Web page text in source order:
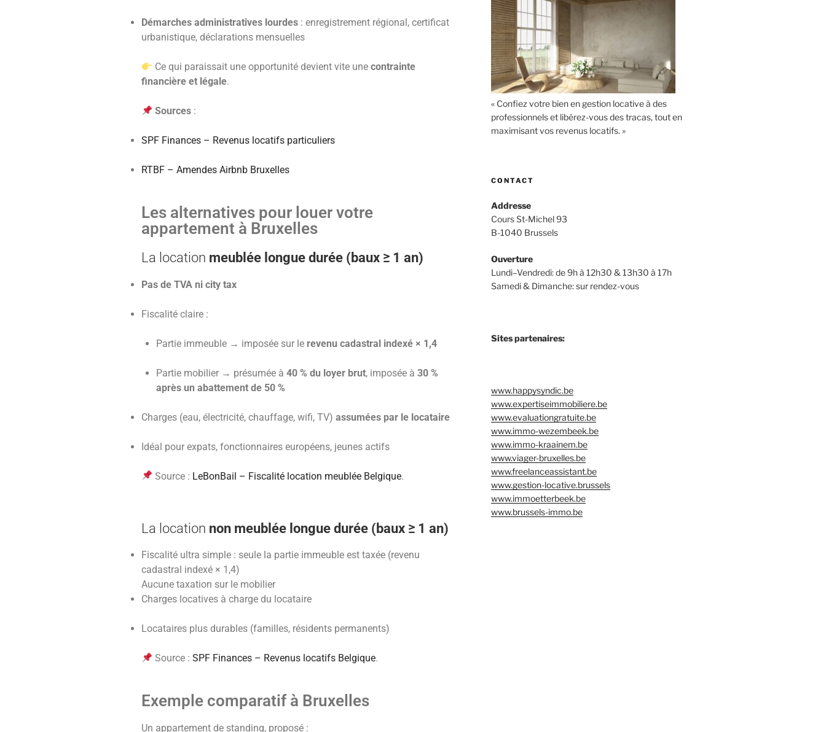
Démarches administratives lourdes : enregistrement régional, certificat
urbanistique, déclarations mensuelles
Ce qui paraissait une opportunité devient vite unecontrainte
financière et légale.
Sources :
SPF Finances – Revenus locatifs particuliers
RTBF – Amendes Airbnb Bruxelles
Les alternatives pour louer votre
appartement à Bruxelles
La location meublée longue durée (baux ≥ 1 an)
Pas de TVA ni city tax
Fiscalité claire :
Partie immeuble → imposée sur le revenu cadastral indexé × 1,4
Partie mobilier → présumée à 40 % du loyer brut, imposée à 30 %
après un abattement de 50 %
Charges (eau, électricité, chauffage, wifi, TV) assumées par le locataire
Idéal pour expats, fonctionnaires européens, jeunes actifs
Source : LeBonBail – Fiscalité location meublée Belgique.
La location non meublée longue durée (baux ≥ 1 an)
Fiscalité ultra simple : seule la partie immeuble est taxée (revenu
cadastral indexé × 1,4)
Aucune taxation sur le mobilier
Charges locatives à charge du locataire
Locataires plus durables (familles, résidents permanents)
Source :SPF Finances – Revenus locatifs Belgique.
Exemple comparatif à Bruxelles
Un appartement de standing, proposé :
« Confiez votre bien en gestion locative à des
professionnels et libérez-vous des tracas, tout en
maximisant vos revenus locatifs. »
CONTACT
Addresse
Cours St-Michel 93
B-1040 Brussels
Ouverture
Lundi–Vendredi: de 9h à 12h30 & 13h30 à 17h
Samedi & Dimanche: sur rendez-vous
Sites partenaires:
www.happysyndic.be
www.expertiseimmobiliere.be
www.evaluationgratuite.be
www.immo-wezembeek.be
www.immo-kraainem.be
www.viager-bruxelles.be
www.freelanceassistant.be
www.gestion-locative.brussels
www.immoetterbeek.be
www.brussels-immo.be